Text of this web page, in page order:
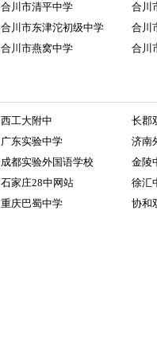
合川市清平中学
合川
合川市东津沱初级中学
合川
合川市燕窝中学 合川
西工大附中
长郡
广东实验中学
济南
成都实验外国语学校
金陵
石家庄28中网站
徐汇
重庆巴蜀中学 协和